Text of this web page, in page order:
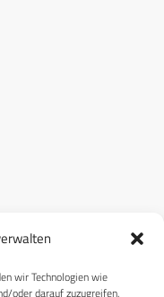
wir Technologien wie
oder darauf zuzugreifen.